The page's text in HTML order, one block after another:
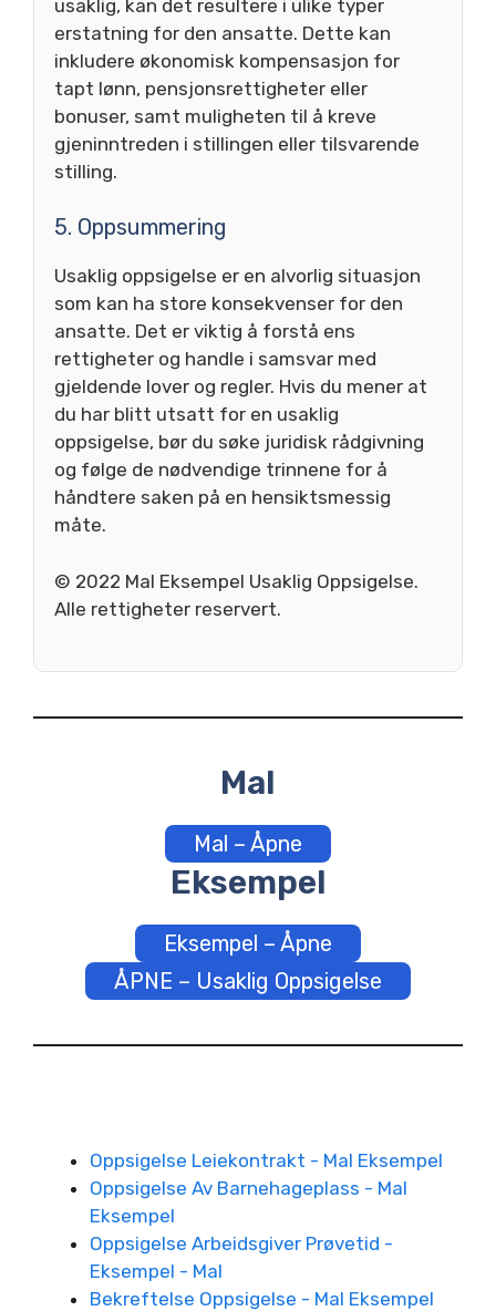
usaklig, kan det resultere i ulike typer
erstatning for den ansatte. Dette kan
inkludere økonomisk kompensasjon for
tapt lønn, pensjonsrettigheter eller
bonuser, samt muligheten til å kreve
gjeninntreden i stillingen eller tilsvarende
stilling.
5. Oppsummering
Usaklig oppsigelse er en alvorlig situasjon
som kan ha store konsekvenser for den
ansatte. Det er viktig å forstå ens
rettigheter og handle i samsvar med
gjeldende lover og regler. Hvis du mener at
du har blitt utsatt for en usaklig
oppsigelse, bør du søke juridisk rådgivning
og følge de nødvendige trinnene for å
håndtere saken på en hensiktsmessig
måte.
© 2022 Mal Eksempel Usaklig Oppsigelse.
Alle rettigheter reservert.
Mal
Mal – Åpne
Eksempel
Eksempel – Åpne
ÅPNE – Usaklig Oppsigelse
Oppsigelse Leiekontrakt - Mal Eksempel
Oppsigelse Av Barnehageplass - Mal
Eksempel
Oppsigelse Arbeidsgiver Prøvetid -
Eksempel - Mal
Bekreftelse Oppsigelse - Mal Eksempel